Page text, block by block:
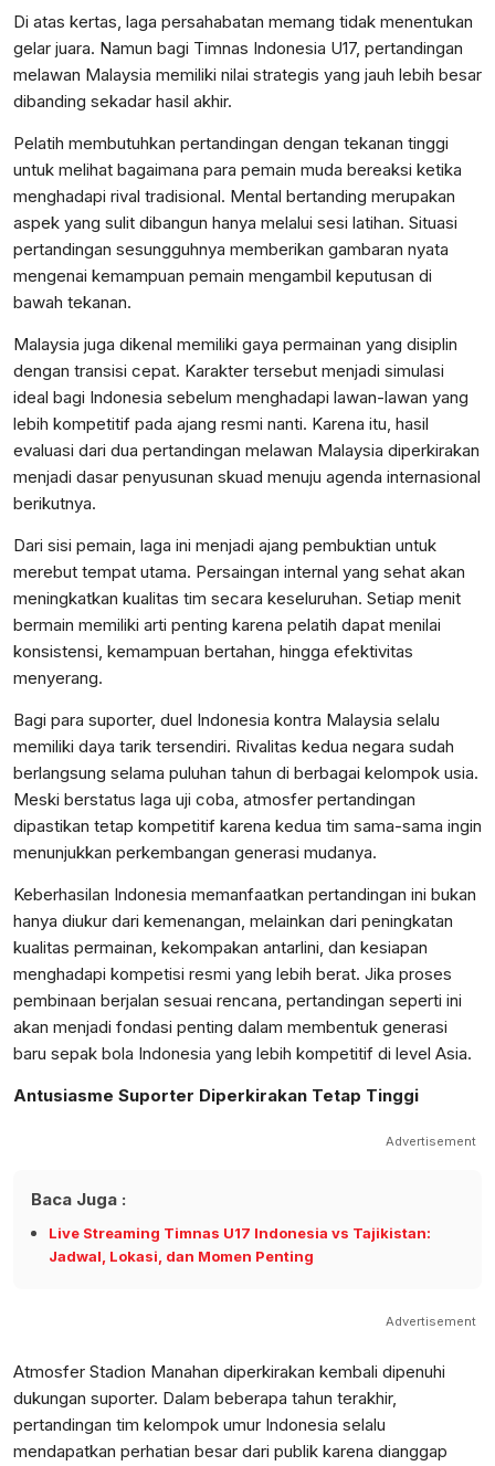
Di atas kertas, laga persahabatan memang tidak menentukan
gelar juara. Namun bagi Timnas Indonesia U17, pertandingan
melawan Malaysia memiliki nilai strategis yang jauh lebih besar
dibanding sekadar hasil akhir.
Pelatih membutuhkan pertandingan dengan tekanan tinggi
untuk melihat bagaimana para pemain muda bereaksi ketika
menghadapi rival tradisional. Mental bertanding merupakan
aspek yang sulit dibangun hanya melalui sesi latihan. Situasi
pertandingan sesungguhnya memberikan gambaran nyata
mengenai kemampuan pemain mengambil keputusan di
bawah tekanan.
Malaysia juga dikenal memiliki gaya permainan yang disiplin
dengan transisi cepat. Karakter tersebut menjadi simulasi
ideal bagi Indonesia sebelum menghadapi lawan-lawan yang
lebih kompetitif pada ajang resmi nanti. Karena itu, hasil
evaluasi dari dua pertandingan melawan Malaysia diperkirakan
menjadi dasar penyusunan skuad menuju agenda internasional
berikutnya.
Dari sisi pemain, laga ini menjadi ajang pembuktian untuk
merebut tempat utama. Persaingan internal yang sehat akan
meningkatkan kualitas tim secara keseluruhan. Setiap menit
bermain memiliki arti penting karena pelatih dapat menilai
konsistensi, kemampuan bertahan, hingga efektivitas
menyerang.
Bagi para suporter, duel Indonesia kontra Malaysia selalu
memiliki daya tarik tersendiri. Rivalitas kedua negara sudah
berlangsung selama puluhan tahun di berbagai kelompok usia.
Meski berstatus laga uji coba, atmosfer pertandingan
dipastikan tetap kompetitif karena kedua tim sama-sama ingin
menunjukkan perkembangan generasi mudanya.
Keberhasilan Indonesia memanfaatkan pertandingan ini bukan
hanya diukur dari kemenangan, melainkan dari peningkatan
kualitas permainan, kekompakan antarlini, dan kesiapan
menghadapi kompetisi resmi yang lebih berat. Jika proses
pembinaan berjalan sesuai rencana, pertandingan seperti ini
akan menjadi fondasi penting dalam membentuk generasi
baru sepak bola Indonesia yang lebih kompetitif di level Asia.
Antusiasme Suporter Diperkirakan Tetap Tinggi
Advertisement
Baca Juga :
Live Streaming Timnas U17 Indonesia vs Tajikistan:
Jadwal, Lokasi, dan Momen Penting
Advertisement
Atmosfer Stadion Manahan diperkirakan kembali dipenuhi
dukungan suporter. Dalam beberapa tahun terakhir,
pertandingan tim kelompok umur Indonesia selalu
mendapatkan perhatian besar dari publik karena dianggap